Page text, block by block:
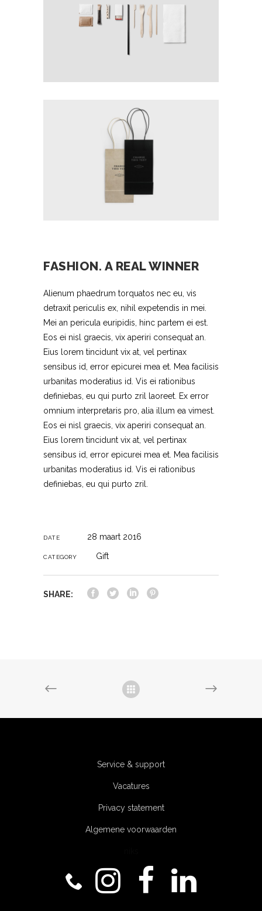
FASHION. A REAL WINNER
Alienum phaedrum torquatos nec eu, vis
detraxit periculis ex, nihil expetendis in mei.
Mei an pericula euripidis, hinc partem ei est.
Eos ei nisl graecis, vix aperiri consequat an.
Eius lorem tincidunt vix at, vel pertinax
sensibus id, error epicurei mea et. Mea facilisis
urbanitas moderatius id. Vis ei rationibus
definiebas, eu qui purto zril laoreet. Ex error
omnium interpretaris pro, alia illum ea vimest.
Eos ei nisl graecis, vix aperiri consequat an.
Eius lorem tincidunt vix at, vel pertinax
sensibus id, error epicurei mea et. Mea facilisis
urbanitas moderatius id. Vis ei rationibus
definiebas, eu qui purto zril.
DATE 28 maart 2016
CATEGORY Gift
SHARE:
Service & support
Vacatures
Privacy statement
Algemene voorwaarden